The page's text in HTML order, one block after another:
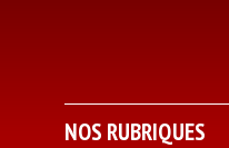
NOS RUBRIQUES